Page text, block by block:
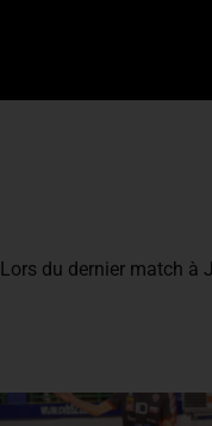
Lors du dernier match à